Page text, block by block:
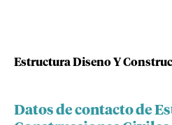
Estructura Diseno Y
Datos de contacto de